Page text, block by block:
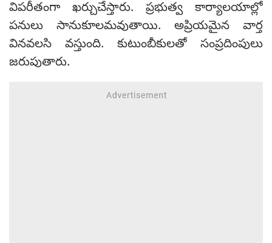
విపరీతంగా ఖర్చుచేస్తారు. ప్రభుత్వ కార్యాలయాల్లో
పనులు సానుకూలమవుతాయి. అప్రియమైన వార్త
వినవలసి వస్తుంది. కుటుంబీకులతో సంప్రదింపులు
జరుపుతారు.